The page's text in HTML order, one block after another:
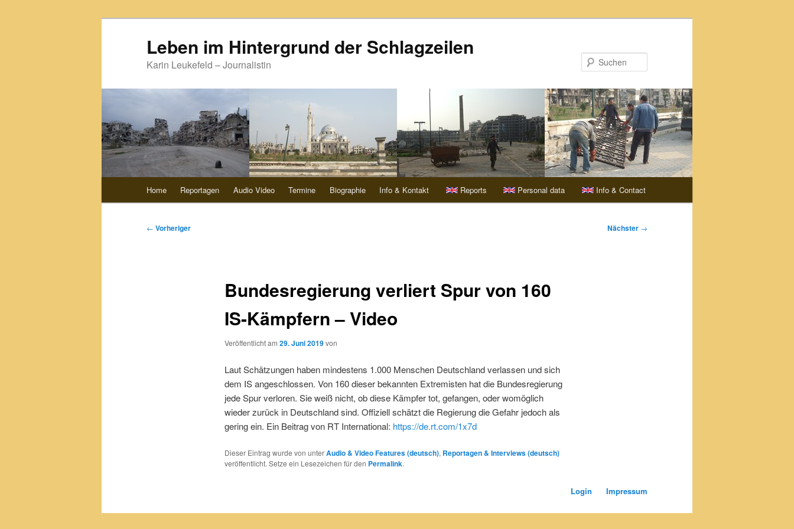
Leben im Hintergrund der Schlagzeilen
Karin Leukefeld – Journalistin
Home Reportagen Audio Video Termine Biographie Info & Kontakt Reports Personal data Info & Contact
Beitragsnavigation
← Vorheriger Nächster →
Bundesregierung verliert Spur von 160
IS-Kämpfern – Video
Veröffentlicht am 29. Juni 2019von
Laut Schätzungen haben mindestens 1.000 Menschen Deutschland verlassen und sich
dem IS angeschlossen. Von 160 dieser bekannten Extremisten hat die Bundesregierung
jede Spur verloren. Sie weiß nicht, ob diese Kämpfer tot, gefangen, oder womöglich
wieder zurück in Deutschland sind. Offiziell schätzt die Regierung die Gefahr jedoch als
gering ein. Ein Beitrag von RT International: https://de.rt.com/1x7d
Dieser Eintrag wurde von unterAudio & Video Features (deutsch), Reportagen & Interviews (deutsch)
veröffentlicht. Setze ein Lesezeichen für den Permalink.
Login Impressum